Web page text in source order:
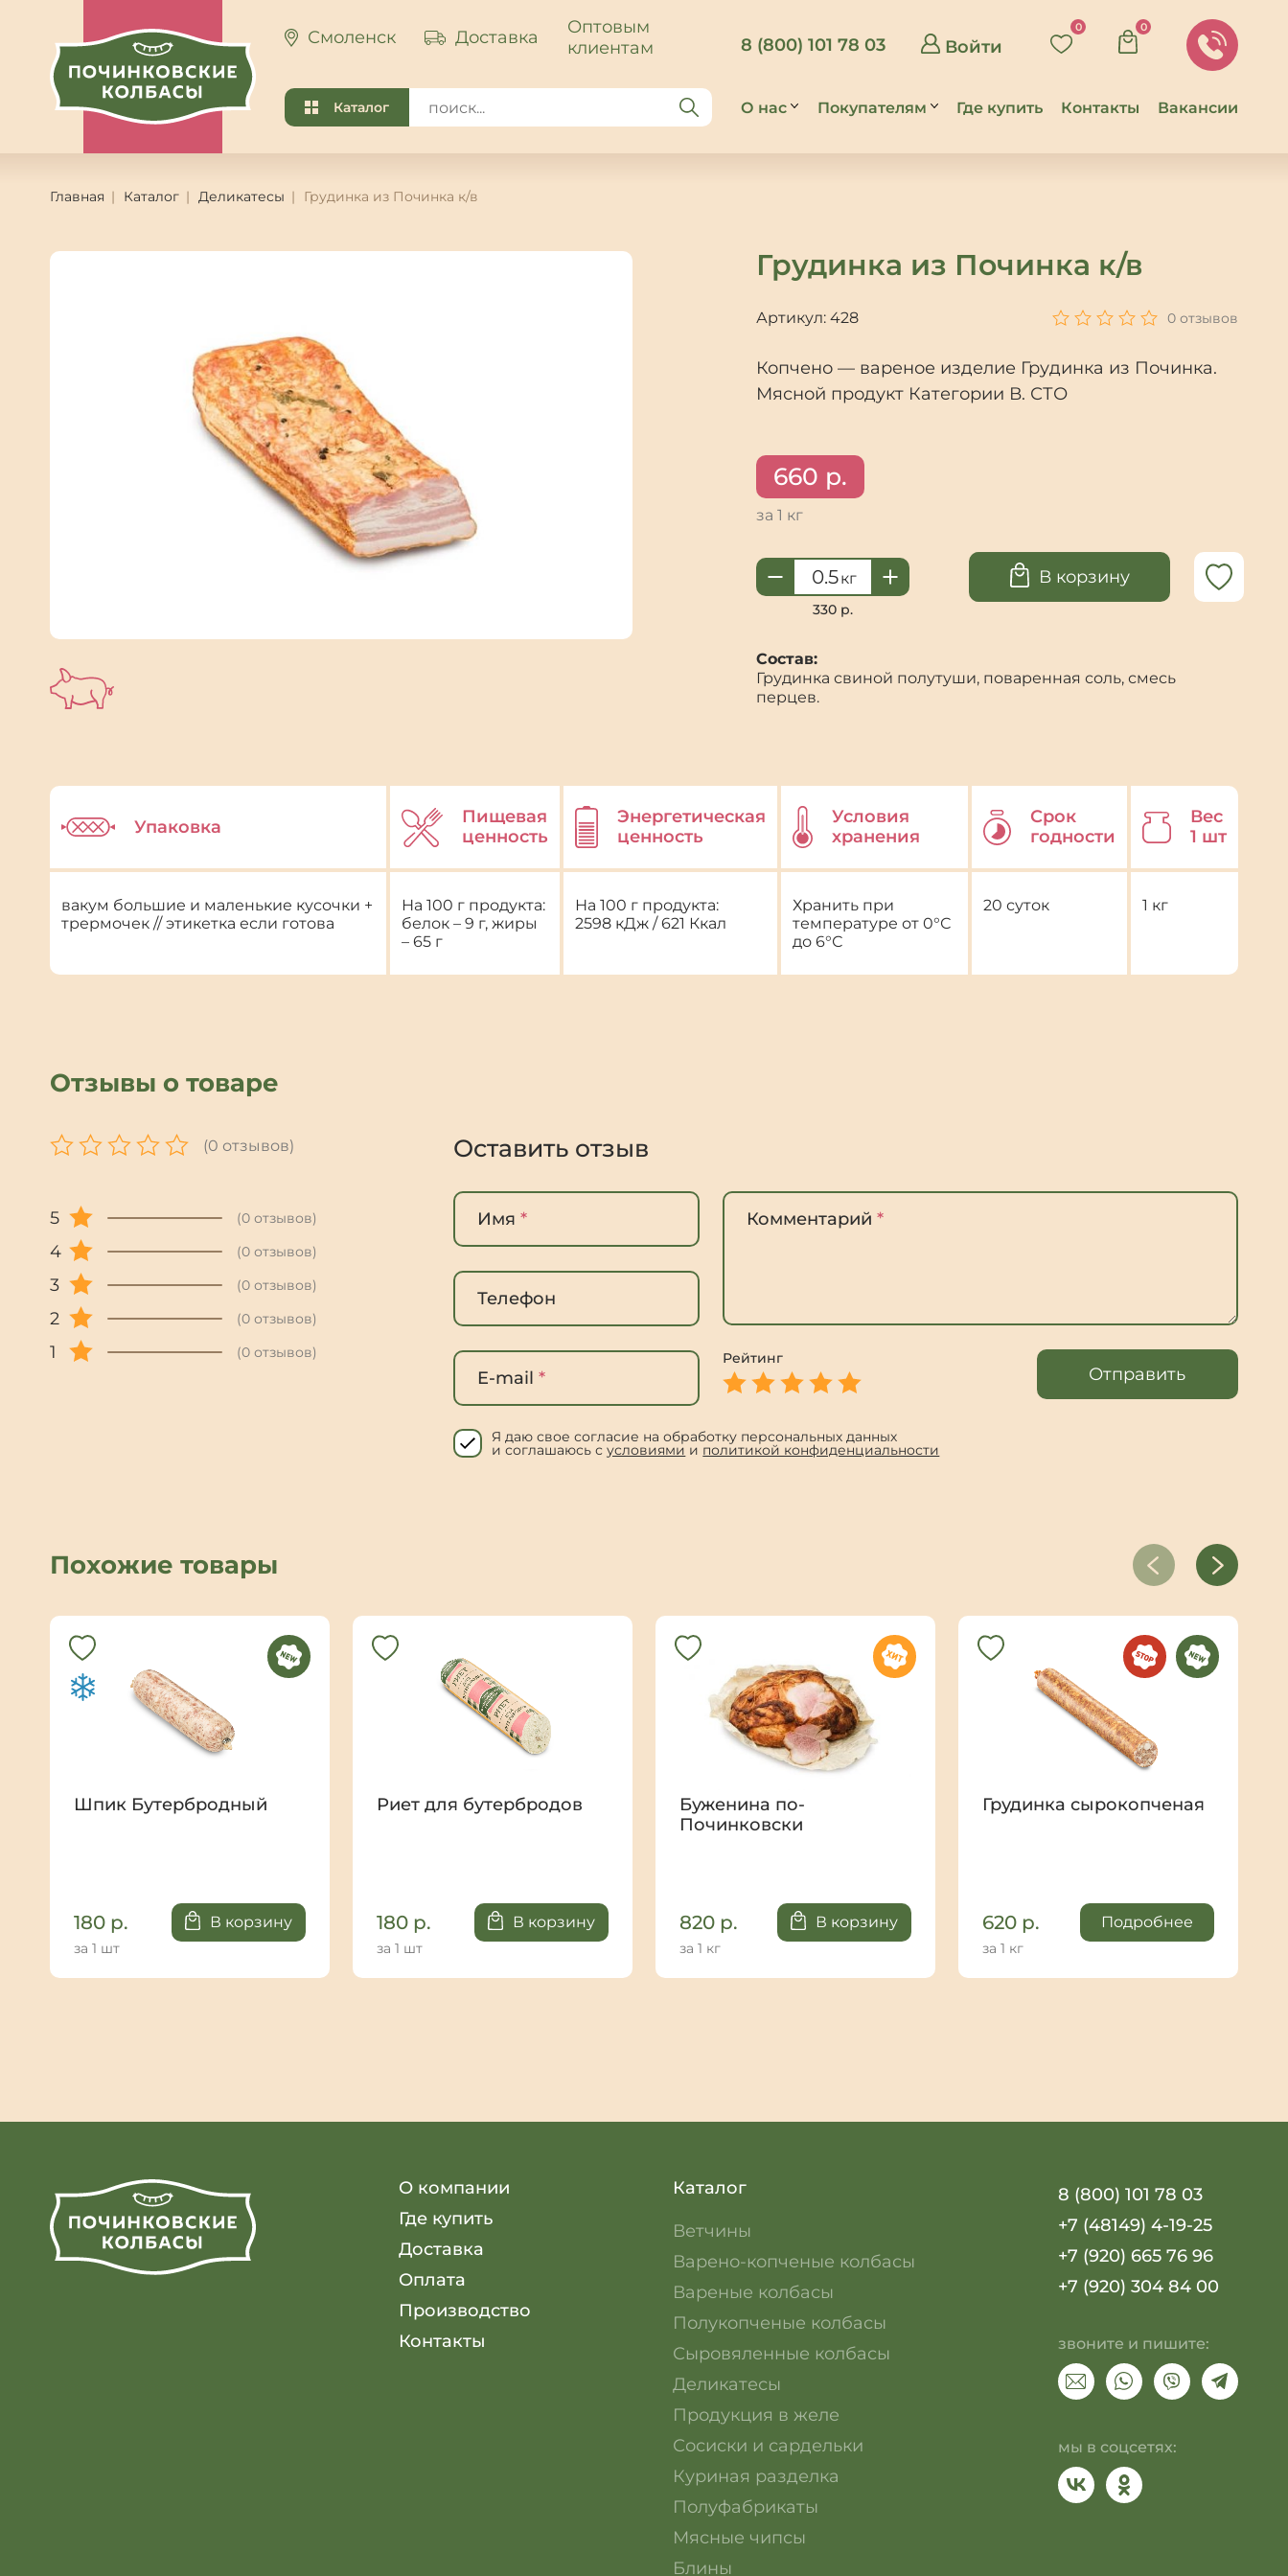
Смоленск Доставка
Оптовым
клиентам
Каталог
8 (800) 101 78 03 Войти
0 0
О нас
о колбасе
и не только
Реквизиты
Оптовым
клиентам
Покупателям
Политика
возврата
Отзывы
Где купить Контакты Вакансии
Главная Каталог Деликатесы Грудинка из Починка к/в
Грудинка из Починка к/в
Артикул: 428 0 отзывов
Копчено — вареное изделие Грудинка из Починка.
Мясной продукт Категории В. СТО
660 р.
за 1 кг
Количество
товара
Грудинка
Починка
к/
в
кг
330 р.
В корзину
Состав:
Грудинка свиной полутуши, поваренная соль, смесь
перцев.
Упаковка
вакум большие и маленькие кусочки +
трермочек // этикетка если готова
Пищевая
ценность
На 100 г продукта:
белок – 9 г, жиры
– 65 г
Энергетическая
ценность
На 100 г продукта:
2598 кДж / 621 Ккал
Условия
хранения
Хранить при
температуре от 0°С
до 6°С
Срок
годности
20 суток
Вес
1 шт
1 кг
Отзывы о товаре
(0 отзывов)
5 (0 отзывов)
4 (0 отзывов)
3 (0 отзывов)
2 (0 отзывов)
1 (0 отзывов)
Оставить отзыв
Имя*
Телефон
E-mail*
Комментарий*
Рейтинг
Отправить
Я даю свое согласие на обработку персональных данных
и соглашаюсь сусловиями и политикой конфиденциальности
Похожие товары
Шпик Бутербродный
180 р.
за 1 шт
В корзину
Риет для бутербродов
180 р.
за 1 шт
В корзину
Буженина по-
Починковски
820 р.
за 1 кг
В корзину
Грудинка сырокопченая
620 р.
за 1 кг
Подробнее
О компании
Где купить
Доставка
Оплата
Производство
Контакты
Каталог
Ветчины
Варено-копченые колбасы
Вареные колбасы
Полукопченые колбасы
Сыровяленные колбасы
Деликатесы
Продукция в желе
Сосиски и сардельки
Куриная разделка
Полуфабрикаты
Мясные чипсы
Блины
8 (800) 101 78 03
+7 (48149) 4-19-25
+7 (920) 665 76 96
+7 (920) 304 84 00
звоните и пишите:
мы в соцсетях: